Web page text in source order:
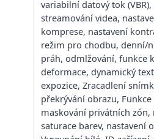
variabilní datový tok
streamování videa,
komprese, nastavení
režim pro chodbu, denní/
práh, odmlžování, funkce
deformace, dynamický
expozice, Zracadlení
překrývání obrazu, Funkce
maskování privátních zón,
saturace barev, nastavení